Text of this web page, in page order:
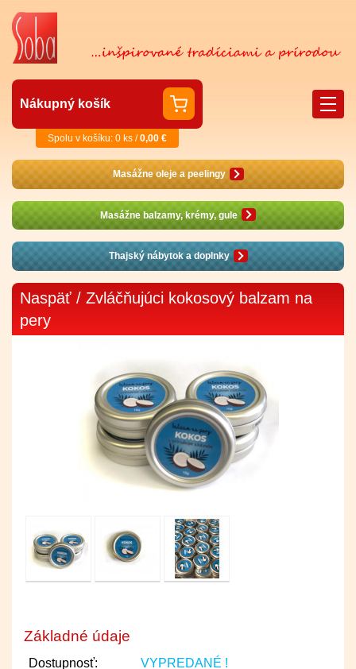
Nákupný košík
Spolu v košíku: 0 ks /0,00 €
Masážne oleje a peelingy
Masážne balzamy, krémy, gule
Thajský nábytok a doplnky
Naspäť / Zvláčňujúci kokosový balzam na
pery
Základné údaje
Dostupnosť: VYPREDANÉ !